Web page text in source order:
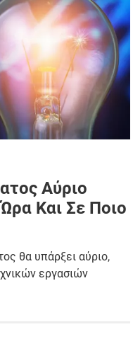
Αύριο
Και Σε Ποιο
θα υπάρξει αύριο,
εργασιών